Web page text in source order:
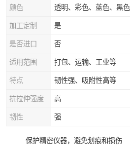
颜色 透明、彩色、蓝色、黑
加工定制 是
是否进口 否
适用范围 打包、运输、工业等
特点 韧性强、吸附性高等
抗拉伸强度 高
韧性 强
保护精密仪器，避免划痕和损伤